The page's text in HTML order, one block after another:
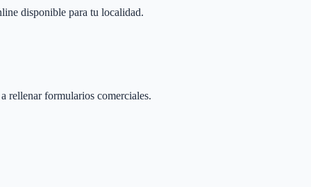
disponible para tu localidad.
rellenar formularios comerciales.